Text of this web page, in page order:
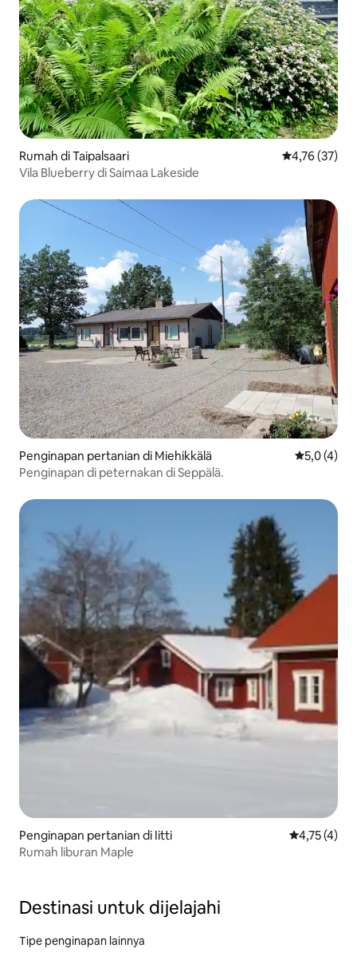
Rumah di Taipalsaari Nilai rata-rata
4,76 (37)
Vila Blueberry di Saimaa Lakeside
Penginapan pertanian di Miehikkälä Nilai rata-
5,0 (4)
Penginapan di peternakan di Seppälä.
Penginapan pertanian di Iitti Nilai rata-
4,75 (4)
Rumah liburan Maple
Destinasi untuk dijelajahi
Tipe penginapan lainnya